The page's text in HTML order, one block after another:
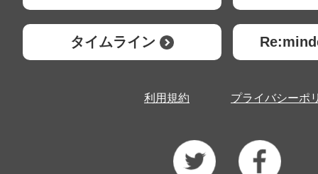
タイムライン
利用規約 プライバシーポ